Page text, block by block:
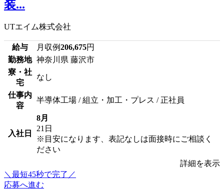
装...
UTエイム株式会社
給与 月収例206,675円
勤務地 神奈川県 藤沢市
寮・社
宅
なし
仕事内
容
半導体工場 / 組立・加工・プレス / 正社員
入社日
8月
21日
※目安になります、表記なしは面接時にご相談く
ださい
詳細を表示
＼最短45秒で完了／
応募へ進む